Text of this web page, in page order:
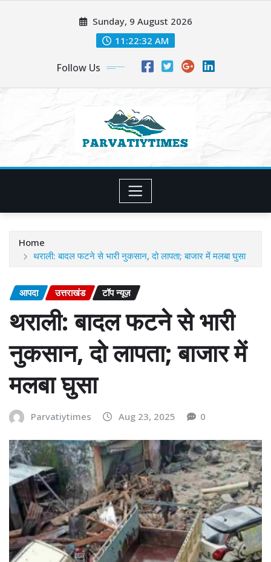
Sunday, 9 August 2026
11:22:33 AM
Follow Us
Home
थराली: बादल फटने से भारी नुकसान, दो लापता; बाजार में मलबा घुसा
आपदा उत्तराखंड टॉप न्यूज़
थराली: बादल फटने से भारी
नुकसान, दो लापता; बाजार में
मलबा घुसा
Parvatiytimes Aug 23, 2025 0